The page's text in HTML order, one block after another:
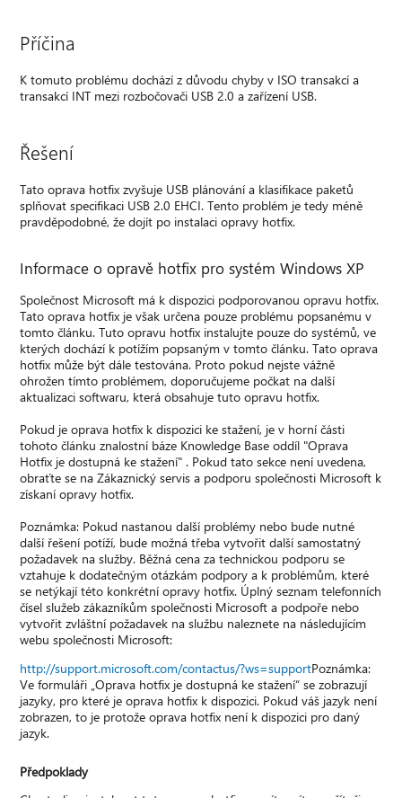
Příčina
K tomuto problému dochází z důvodu chyby v ISO transakcí a
transakcí INT mezi rozbočovači USB 2.0 a zařízení USB.
Řešení
Tato oprava hotfix zvyšuje USB plánování a klasifikace paketů
splňovat specifikaci USB 2.0 EHCI. Tento problém je tedy méně
pravděpodobné, že dojít po instalaci opravy hotfix.
Informace o opravě hotfix pro systém Windows XP
Společnost Microsoft má k dispozici podporovanou opravu hotfix.
Tato oprava hotfix je však určena pouze problému popsanému v
tomto článku. Tuto opravu hotfix instalujte pouze do systémů, ve
kterých dochází k potížím popsaným v tomto článku. Tato oprava
hotfix může být dále testována. Proto pokud nejste vážně
ohrožen tímto problémem, doporučujeme počkat na další
aktualizaci softwaru, která obsahuje tuto opravu hotfix.
Pokud je oprava hotfix k dispozici ke stažení, je v horní části
tohoto článku znalostní báze Knowledge Base oddíl "Oprava
Hotfix je dostupná ke stažení" . Pokud tato sekce není uvedena,
obraťte se na Zákaznický servis a podporu společnosti Microsoft k
získaní opravy hotfix.
Poznámka: Pokud nastanou další problémy nebo bude nutné
další řešení potíží, bude možná třeba vytvořit další samostatný
požadavek na služby. Běžná cena za technickou podporu se
vztahuje k dodatečným otázkám podpory a k problémům, které
se netýkají této konkrétní opravy hotfix. Úplný seznam telefonních
čísel služeb zákazníkům společnosti Microsoft a podpoře nebo
vytvořit zvláštní požadavek na službu naleznete na následujícím
webu společnosti Microsoft:
http://support.microsoft.com/contactus/?ws=supportPoznámka:
Ve formuláři „Oprava hotfix je dostupná ke stažení“ se zobrazují
jazyky, pro které je oprava hotfix k dispozici. Pokud váš jazyk není
zobrazen, to je protože oprava hotfix není k dispozici pro daný
jazyk.
Předpoklady